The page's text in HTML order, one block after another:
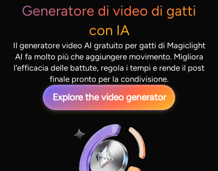
Generatore di video di gatti
con IA
Il generatore video AI gratuito per gatti di Magiclight
AI fa molto più che aggiungere movimento. Migliora
l'efficacia delle battute, regola i tempi e rende il post
finale pronto per la condivisione.
Explore the video generator